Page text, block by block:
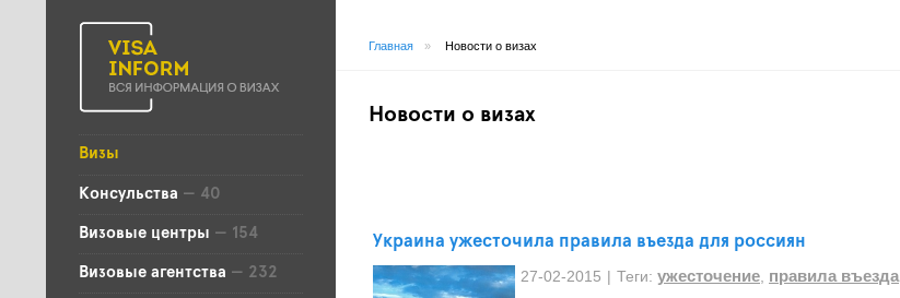
Визы
Консульства — 40
Визовые центры — 154
Визовые агентства — 232
Главная » Новости о визах
Новости о визах
Украина ужесточила правила въезда для россиян
27-02-2015 | Теги: ужесточение правила въезда